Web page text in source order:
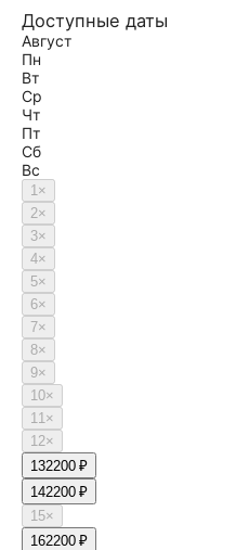
Доступные даты
Август
Пн
Вт
Ср
Чт
Пт
Сб
Вс
1×
2×
3×
4×
5×
6×
7×
8×
9×
10×
11×
12×
132200 ₽
142200 ₽
15×
162200 ₽